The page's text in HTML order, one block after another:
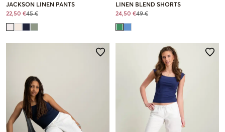
JACKSON LINEN PANTS
22,50 €45 €
LINEN BLEND SHORTS
24,50 €49 €